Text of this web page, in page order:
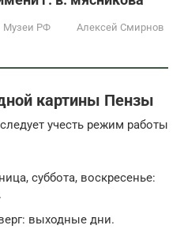
Музеи РФ Алексей Смирнов
картины Пензы
учесть режим работы
суббота, воскресенье:
выходные дни.